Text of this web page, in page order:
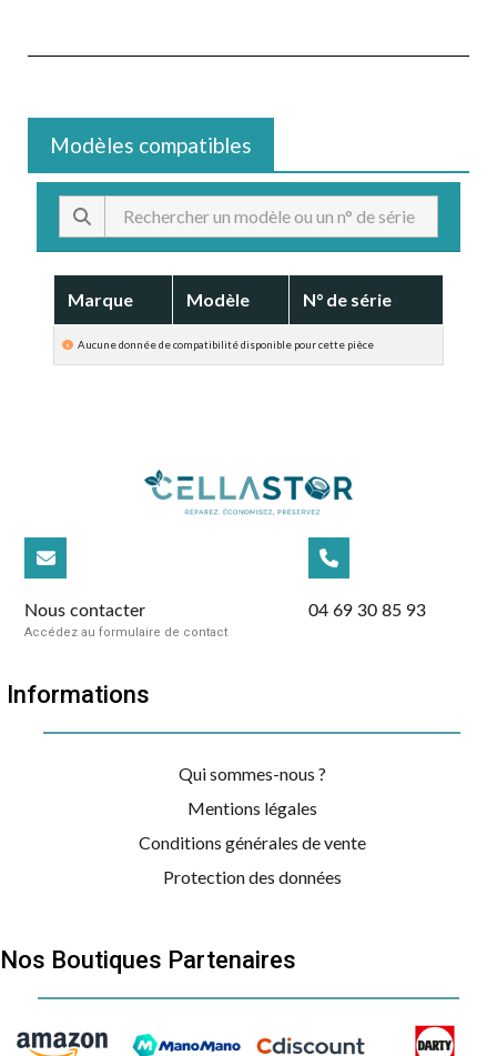
Modèles compatibles
Marque Modèle N° de série
Nous contacter
Accédez au formulaire de contact
04 69 30 85 93
Informations
Qui sommes-nous ?
Mentions légales
Conditions générales de vente
Protection des données
Nos Boutiques Partenaires